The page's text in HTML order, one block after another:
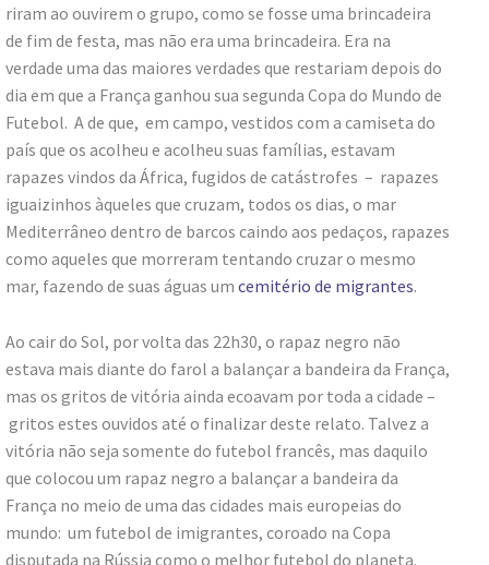
riram ao ouvirem o grupo, como se fosse uma brincadeira
de fim de festa, mas não era uma brincadeira. Era na
verdade uma das maiores verdades que restariam depois do
dia em que a França ganhou sua segunda Copa do Mundo de
Futebol. A de que, em campo, vestidos com a camiseta do
país que os acolheu e acolheu suas famílias, estavam
rapazes vindos da África, fugidos de catástrofes – rapazes
iguaizinhos àqueles que cruzam, todos os dias, o mar
Mediterrâneo dentro de barcos caindo aos pedaços, rapazes
como aqueles que morreram tentando cruzar o mesmo
mar, fazendo de suas águas um cemitério de migrantes.
Ao cair do Sol, por volta das 22h30, o rapaz negro não
estava mais diante do farol a balançar a bandeira da França,
mas os gritos de vitória ainda ecoavam por toda a cidade –
gritos estes ouvidos até o finalizar deste relato. Talvez a
vitória não seja somente do futebol francês, mas daquilo
que colocou um rapaz negro a balançar a bandeira da
França no meio de uma das cidades mais europeias do
mundo: um futebol de imigrantes, coroado na Copa
disputada na Rússia como o melhor futebol do planeta.